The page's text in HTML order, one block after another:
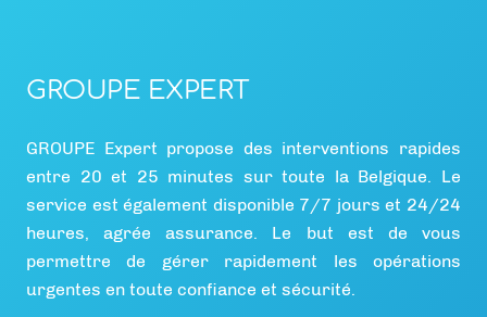
GROUPE EXPERT
GROUPE Expert propose des interventions rapides
entre 20 et 25 minutes sur toute la Belgique. Le
service est également disponible 7/7 jours et 24/24
heures, agrée assurance. Le but est de vous
permettre de gérer rapidement les opérations
urgentes en toute confiance et sécurité.